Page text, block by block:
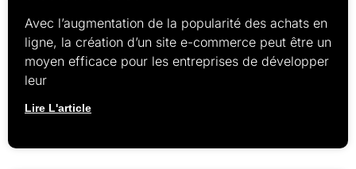
Avec l’augmentation de la popularité des achats en
ligne, la création d’un site e-commerce peut être un
moyen efficace pour les entreprises de développer
leur
Lire L'article